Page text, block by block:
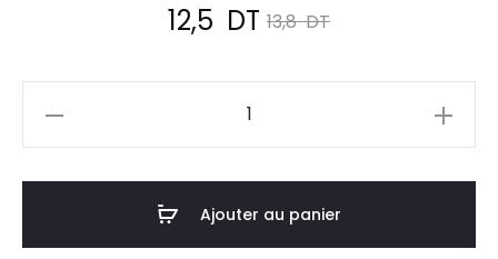
13,8DT
Le
prix
initial
était :
13,8
12,5 DT
Le
prix
est :
12,5
Ajouter au panier